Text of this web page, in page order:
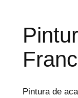
r
o
u
c
Pintura de